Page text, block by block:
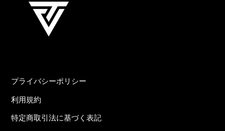
プライバシーポリシー
利用規約
特定商取引法に基づく表記